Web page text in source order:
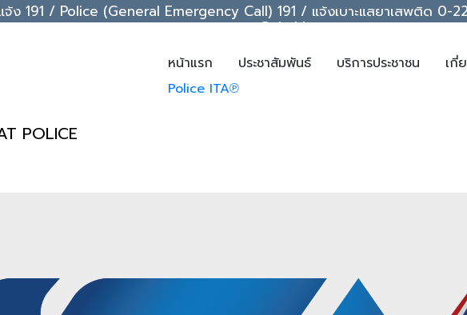
จ้ง 191 / Police (General Emergency Call) 191 / แจ้งเบาะแสยาเสพติด
support@chakkrawat.com
POLICE
หน้าแรก ประชาสัมพันธ์ บริการประชาชน เกี่
Police ITA℗